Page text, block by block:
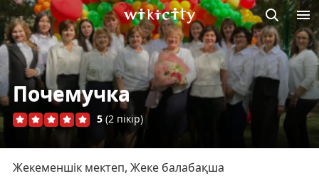
Викисити
Почемучка
5 (2 пікір)
Жекеменшік мектеп, Жеке балабақша